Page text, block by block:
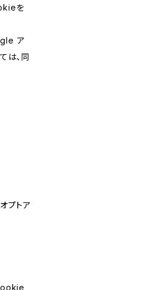
を
ア
は、同
プトア